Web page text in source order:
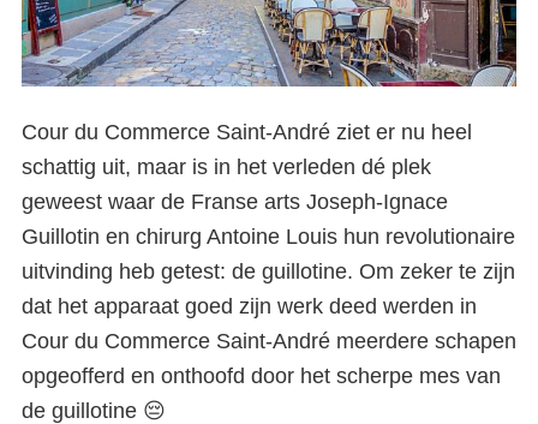
Cour du Commerce Saint-André ziet er nu heel
schattig uit, maar is in het verleden dé plek
geweest waar de Franse arts Joseph-Ignace
Guillotin en chirurg Antoine Louis hun revolutionaire
uitvinding heb getest: de guillotine. Om zeker te zijn
dat het apparaat goed zijn werk deed werden in
Cour du Commerce Saint-André meerdere schapen
opgeofferd en onthoofd door het scherpe mes van
de guillotine 😔